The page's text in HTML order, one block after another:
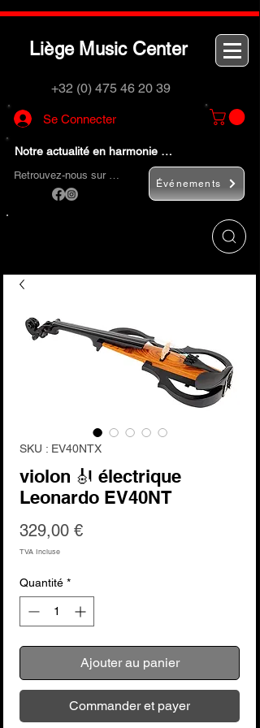
Liège M usic Center
+32 (0) 475 46 20 39
Se Connecter
Notre actualité en harmonie …
Retrouvez-nous sur …
Événements
SKU : EV40NTX
violon 🎻 électrique
Leonardo EV40NT
329,00 €Prix
TVA Incluse
Quantité *
Ajouter au panier
Commander et payer